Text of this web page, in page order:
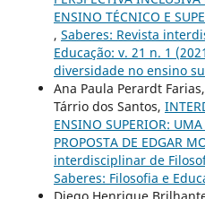
ENSINO TÉCNICO E
, Saberes: Revista
Educação: v. 21 n. 1
diversidade no ensino
Ana Paula Perardt
Tárrio dos Santos,
ENSINO SUPERIOR:
PROPOSTA DE EDGAR
interdisciplinar de
Saberes: Filosofia e
Diego Henrique